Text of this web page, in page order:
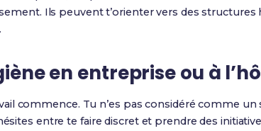
Ils peuvent t’orienter vers des structures
.
en entreprise ou à
commence. Tu n’es pas considéré comme
entre te faire discret et prendre des